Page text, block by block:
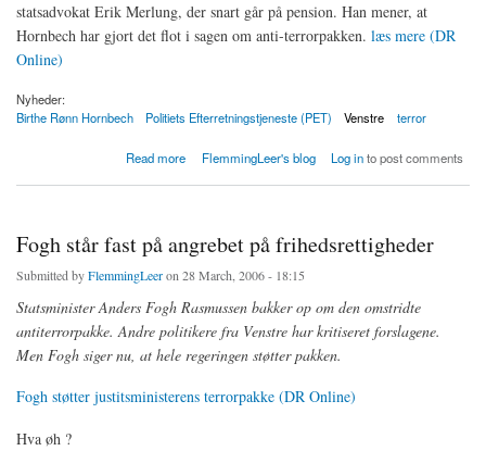
statsadvokat Erik Merlung, der snart går på pension. Han mener, at
Hornbech har gjort det flot i sagen om anti-terrorpakken. læs mere (DR
Online)
Nyheder:
Birthe Rønn Hornbech
Politiets Efterretningstjeneste (PET) Venstre terror
Read more
about Statsanklager roser Birthe Rønns terror-kritik
FlemmingLeer's blog Log into post comments
Fogh står fast på angrebet på frihedsrettigheder
Submitted byFlemmingLeeron 28 March, 2006 - 18:15
Statsminister Anders Fogh Rasmussen bakker op om den omstridte
antiterrorpakke. Andre politikere fra Venstre har kritiseret forslagene.
Men Fogh siger nu, at hele regeringen støtter pakken.
Fogh støtter justitsministerens terrorpakke (DR Online)
Hva øh ?